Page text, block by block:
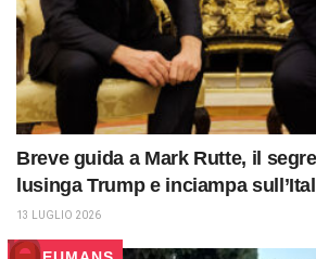
Breve guida a Mark Rutte, il
lusinga Trump e inciampa
13 LUGLIO 2026